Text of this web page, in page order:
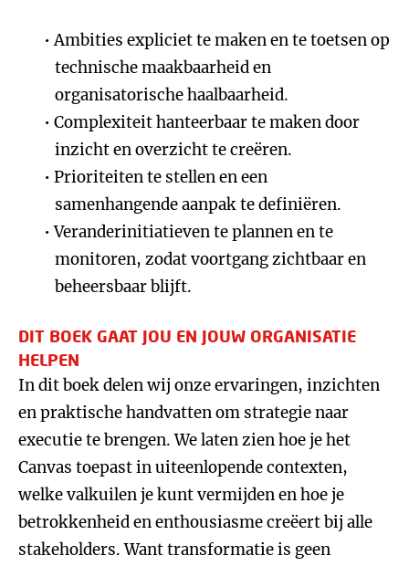
Ambities expliciet te maken en te toetsen op
technische maakbaarheid en
organisatorische haalbaarheid.
Complexiteit hanteerbaar te maken door
inzicht en overzicht te creëren.
Prioriteiten te stellen en een
samenhangende aanpak te definiëren.
Veranderinitiatieven te plannen en te
monitoren, zodat voortgang zichtbaar en
beheersbaar blijft.
DIT BOEK GAAT JOU EN JOUW ORGANISATIE
HELPEN
In dit boek delen wij onze ervaringen, inzichten
en praktische handvatten om strategie naar
executie te brengen. We laten zien hoe je het
Canvas toepast in uiteenlopende contexten,
welke valkuilen je kunt vermijden en hoe je
betrokkenheid en enthousiasme creëert bij alle
stakeholders. Want transformatie is geen